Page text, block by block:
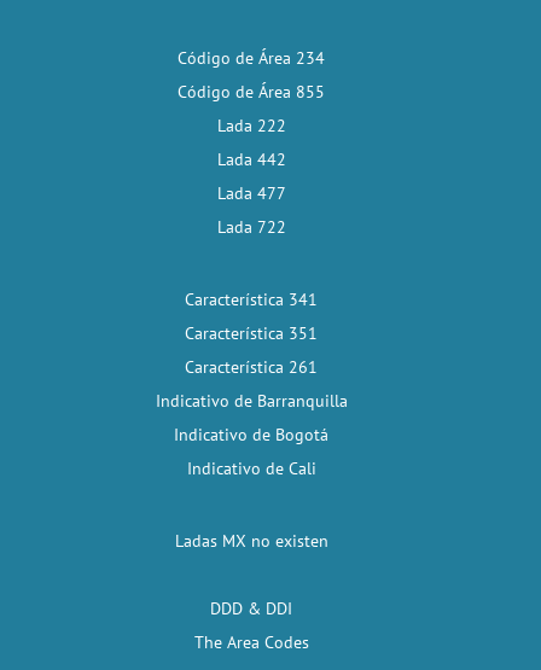
Código de Área 234
Código de Área 855
Lada 222
Lada 442
Lada 477
Lada 722
Característica 341
Característica 351
Característica 261
Indicativo de Barranquilla
Indicativo de Bogotá
Indicativo de Cali
Ladas MX no existen
DDD & DDI
The Area Codes